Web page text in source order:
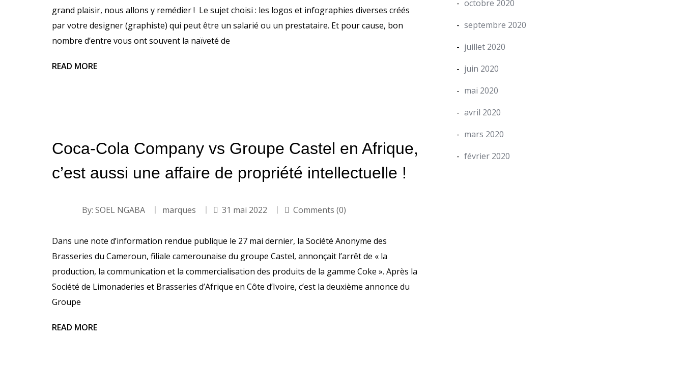
grand plaisir, nous allons y remédier ! Le sujet choisi : les logos et infographies diverses créés
par votre designer (graphiste) qui peut être un salarié ou un prestataire. Et pour cause, bon
nombre d’entre vous ont souvent la naïveté de
READ MORE
Coca-Cola Company vs Groupe Castel en Afrique,
c’est aussi une affaire de propriété intellectuelle !
By: SOEL NGABA marques 31 mai 2022 Comments (0)
Dans une note d’information rendue publique le 27 mai dernier, la Société Anonyme des
Brasseries du Cameroun, filiale camerounaise du groupe Castel, annonçait l’arrêt de « la
production, la communication et la commercialisation des produits de la gamme Coke ». Après la
Société de Limonaderies et Brasseries d’Afrique en Côte d’Ivoire, c’est la deuxième annonce du
Groupe
READ MORE
octobre 2020
septembre 2020
juillet 2020
juin 2020
mai 2020
avril 2020
mars 2020
février 2020